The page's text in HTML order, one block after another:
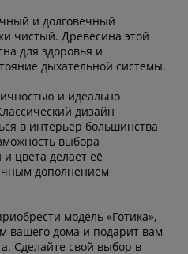
и долговечный
чистый. Древесина этой
для здоровья и
дыхательной системы.
и идеально
дизайн
в интерьер большинства
выбора
цвета делает её
дополнением
модель «Готика»,
вашего дома и подарит вам
Сделайте свой выбор в